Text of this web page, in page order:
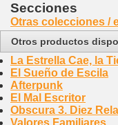
Secciones
Otras colecciones /
Otros productos
La Estrella Cae, la
El Sueño de Escila
Afterpunk
El Mal Escritor
Obscura 3. Diez